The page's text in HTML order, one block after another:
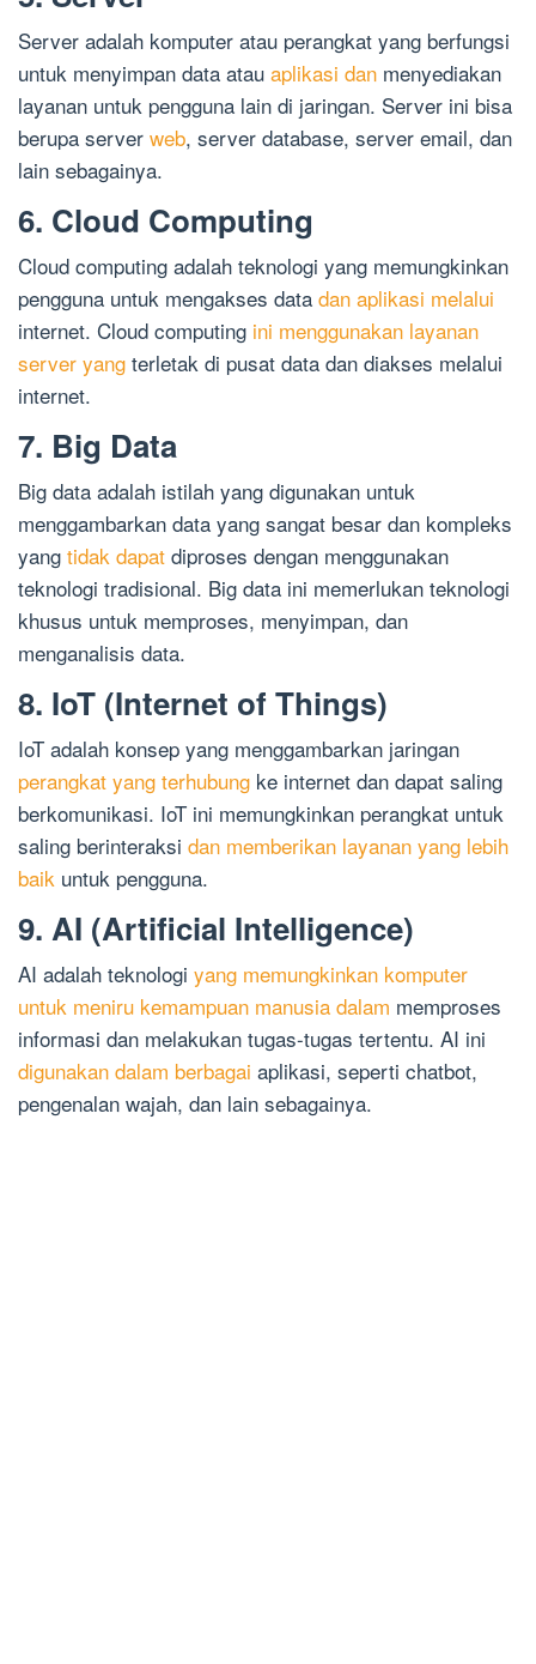
Server adalah komputer atau perangkat yang berfungsi
untuk menyimpan data atau aplikasi dan menyediakan
layanan untuk pengguna lain di jaringan. Server ini bisa
berupa server web, server database, server email, dan
lain sebagainya.
6. Cloud Computing
Cloud computing adalah teknologi yang memungkinkan
pengguna untuk mengakses data dan aplikasi melalui
internet. Cloud computing ini menggunakan layanan
server yang terletak di pusat data dan diakses melalui
internet.
7. Big Data
Big data adalah istilah yang digunakan untuk
menggambarkan data yang sangat besar dan kompleks
yang tidak dapat diproses dengan menggunakan
teknologi tradisional. Big data ini memerlukan teknologi
khusus untuk memproses, menyimpan, dan
menganalisis data.
8. IoT (Internet of Things)
IoT adalah konsep yang menggambarkan jaringan
perangkat yang terhubung ke internet dan dapat saling
berkomunikasi. IoT ini memungkinkan perangkat untuk
saling berinteraksi dan memberikan layanan yang lebih
baik untuk pengguna.
9. AI (Artificial Intelligence)
AI adalah teknologi yang memungkinkan komputer
untuk meniru kemampuan manusia dalam memproses
informasi dan melakukan tugas-tugas tertentu. AI ini
digunakan dalam berbagai aplikasi, seperti chatbot,
pengenalan wajah, dan lain sebagainya.